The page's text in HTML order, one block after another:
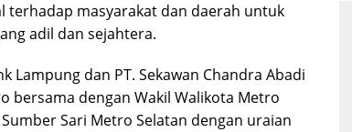
terhadap masyarakat dan daerah untuk
adil dan sejahtera.
Lampung dan PT. Sekawan Chandra Abadi
bersama dengan Wakil Walikota Metro
Sari Metro Selatan dengan uraian